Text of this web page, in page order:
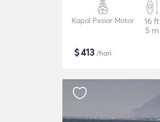
Kapal Pesiar Motor
16 ft
5 m
$413 /hari